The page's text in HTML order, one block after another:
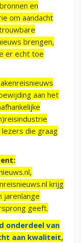
en
om aandacht
brengen,
er echt toe
aan het
die graag
krijg
jarenlange
geeft.
onderdeel van
aan kwaliteit,